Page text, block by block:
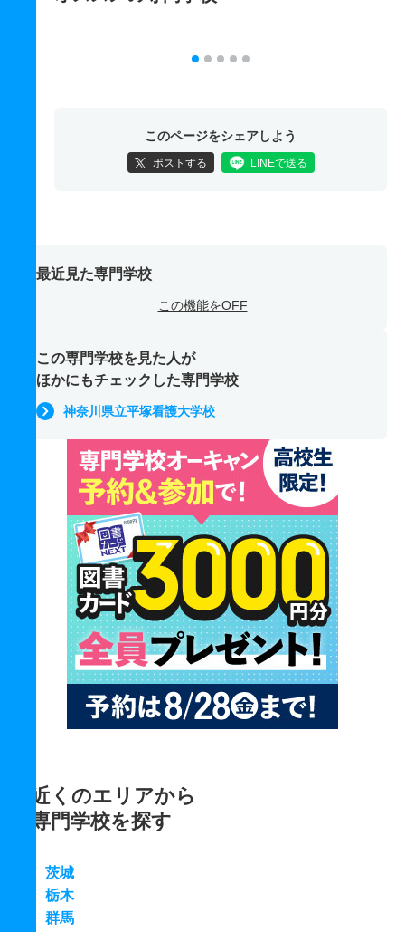
このページをシェアしよう
ポストする LINEで送る
最近見た専門学校
この機能をOFF
この専門学校を見た人が
ほかにもチェックした専門学校
神奈川県立平塚看護大学校
近くのエリアから
専門学校を探す
茨城
栃木
群馬